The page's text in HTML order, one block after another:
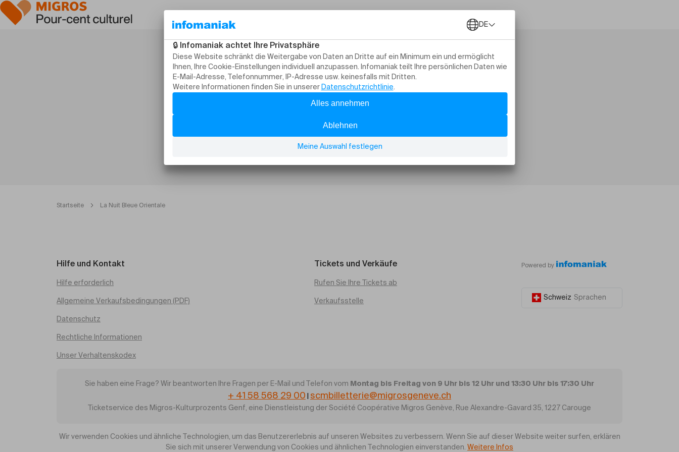
Startseite La Nuit Bleue Orientale
Hilfe und Kontakt
Hilfe erforderlich
Allgemeine Verkaufsbedingungen (PDF)
Datenschutz
Rechtliche Informationen
Unser Verhaltenskodex
Tickets und Verkäufe
Rufen Sie Ihre Tickets ab
Verkaufsstelle
Powered by
Schweiz Sprachen
Sie haben eine Frage? Wir beantworten Ihre Fragen per E-Mail und Telefon vom Montag bis Freitag von 9 Uhr bis 12 Uhr und 13:30 Uhr bis 17:30 Uhr
+ 41 58 568 29 00 scmbilletterie@migrosgeneve.ch
Ticketservice des Migros-Kulturprozents Genf, eine Dienstleistung der Société Coopérative Migros Genève, Rue Alexandre-Gavard 35, 1227 Carouge
Wir verwenden Cookies und ähnliche Technologien, um das Benutzererlebnis auf unseren Websites zu verbessern. Wenn Sie auf dieser Website weiter surfen, erklären
Sie sich mit unserer Verwendung von Cookies und ähnlichen Technologien einverstanden. Weitere Infos